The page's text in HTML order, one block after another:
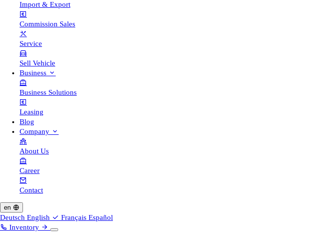
Import & Export
Commission Sales
Service
Sell Vehicle
Business
Business Solutions
Leasing
Blog
Company
About Us
Career
Contact
en
Deutsch English Français Español
Inventory